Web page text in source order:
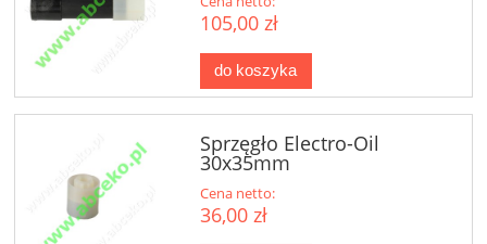
105,00 zł
do koszyka
Sprzęgło Electro-Oil
30x35mm
Cena netto:
36,00 zł